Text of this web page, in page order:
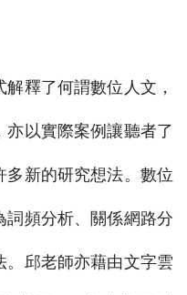
釋了何謂數位人文，
以實際案例讓聽者了
多新的研究想法。數位
詞頻分析、關係網路分
。邱老師亦藉由文字雲